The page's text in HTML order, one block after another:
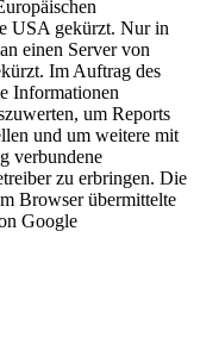
USA gekürzt. Nur in
einen Server von
Im Auftrag des
Informationen
um Reports
und um weitere mit
verbundene
zu erbringen. Die
Browser übermittelte
Google